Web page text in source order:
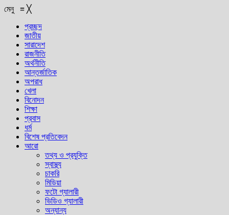
মেনু ≡ ╳
প্রচ্ছদ
জাতীয়
সারাদেশ
রাজনীতি
অর্থনীতি
আন্তর্জাতিক
অপরাধ
খেলা
বিনোদন
শিক্ষা
প্রবাস
ধর্ম
বিশেষ প্রতিবেদন
আরো
তথ্য ও প্রযুক্তি
স্বাস্থ্য
চাকরি
মিডিয়া
ফটো গ্যালারী
ভিডিও গ্যালারী
অন্যান্য